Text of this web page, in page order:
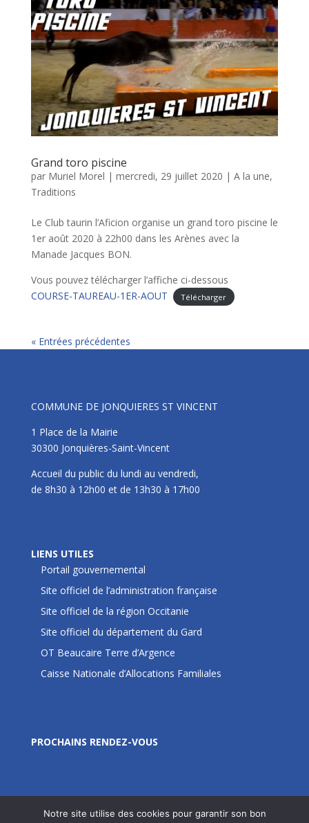
Grand toro piscine
par Muriel Morel | mercredi, 29 juillet 2020 | A la une,
Traditions
Le Club taurin l’Aficion organise un grand toro piscine le
1er août 2020 à 22h00 dans les Arènes avec la
Manade Jacques BON.
Vous pouvez télécharger l’affiche ci-dessous
COURSE-TAUREAU-1ER-AOUT
Télécharger
« Entrées précédentes
COMMUNE DE JONQUIERES ST VINCENT
1 Place de la Mairie
30300 Jonquières-Saint-Vincent
Accueil du public du lundi au vendredi,
de 8h30 à 12h00 et de 13h30 à 17h00
LIENS UTILES
Portail gouvernemental
Site officiel de l’administration française
Site officiel de la région Occitanie
Site officiel du département du Gard
OT Beaucaire Terre d’Argence
Caisse Nationale d’Allocations Familiales
PROCHAINS RENDEZ-VOUS
Notre site utilise des cookies pour garantir son bon